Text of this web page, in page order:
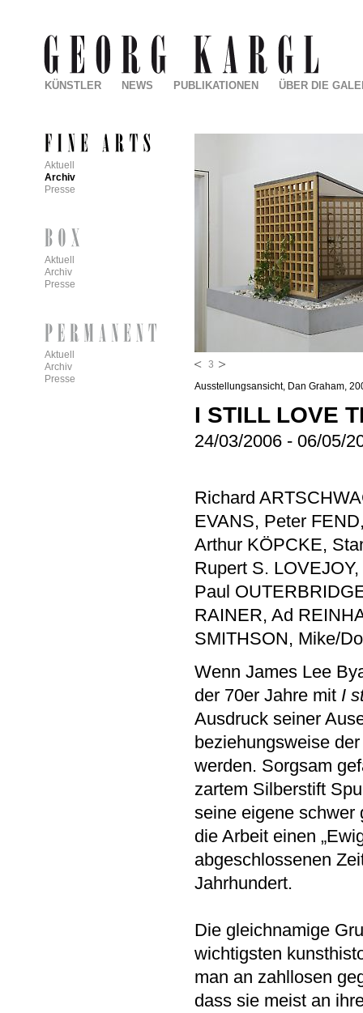
3
Ausstellungsansicht, Dan Graham,
I STILL LOVE
24/03/2006 - 06/05/
Richard
EVANS, Peter
Arthur KÖPCKE,
Rupert S.
Paul
RAINER, Ad
SMITHSON, Mike/
Wenn James Lee
der 70er Jahre mit I
Ausdruck seiner
beziehungsweise
werden. Sorgsam
zartem Silberstift
seine eigene schwer
die Arbeit einen
abgeschlossenen
Jahrhundert.
Die gleichnamige
wichtigsten
man an zahllosen
dass sie meist an
KÜNSTLER NEWS PUBLIKATIONEN ÜBER DIE
Aktuell
Archiv
Presse
Aktuell
Archiv
Presse
Aktuell
Archiv
Presse